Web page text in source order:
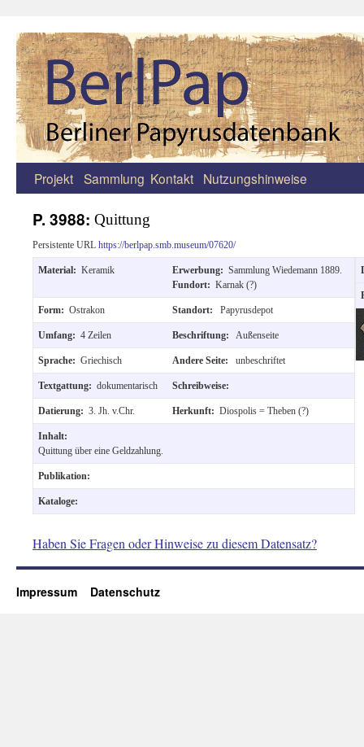
Zum
springen
Projekt Sammlung Kontakt Nutzungshinweise
P. 3988: Quittung
Persistente URL https://berlpap.smb.museum/07620/
Material: Keramik Erwerbung: Sammlung Wiedemann 1889.
Fundort: Karnak (?)
Form: Ostrakon Standort: Papyrusdepot
Umfang: 4 Zeilen Beschriftung: Außenseite
Sprache: Griechisch Andere Seite: unbeschriftet
Textgattung: dokumentarisch Schreibweise:
Datierung: 3. Jh. v.Chr. Herkunft: Diospolis = Theben (?)
Inhalt:
Quittung über eine Geldzahlung.
Publikation:
Kataloge:
Haben Sie Fragen oder Hinweise zu diesem Datensatz?
Impressum Datenschutz